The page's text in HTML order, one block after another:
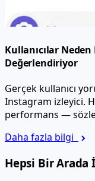
Kullanıcılar
Değerlendiriyor
Gerçek kullanıcı
Instagram izleyici.
performans —
Daha fazla bilgi
Hepsi Bir Arada